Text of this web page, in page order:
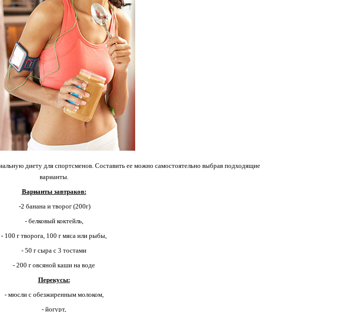
диету для спортсменов. Составить ее можно самостоятельно выбрав подходящие
варианты.
Варианты завтраков:
-2 банана и творог (200г)
- белковый коктейль,
- 100 г творога, 100 г мяса или рыбы,
- 50 г сыра с 3 тостами
- 200 г овсяной каши на воде
Перекусы:
- мюсли с обезжиренным молоком,
- йогурт,